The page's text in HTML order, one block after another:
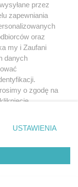
i owoce
TEKST SPONSOROWANY
przez
zapewniania
oraz
my i Zaufani
danych
o zgodę na
prywatności
zgody
się takiemu
tylko
USTAWIENIA